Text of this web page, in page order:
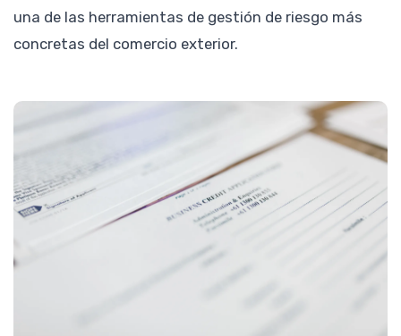
una de las herramientas de gestión de riesgo más
concretas del comercio exterior.